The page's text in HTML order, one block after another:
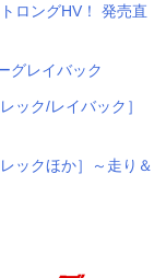
ロングHV！ 発売直
グレイバック
ック/レイバック］
ックほか］～走り＆